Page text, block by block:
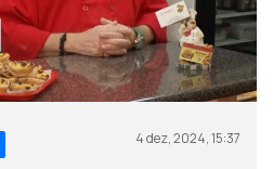
4 dez, 2024, 15:37